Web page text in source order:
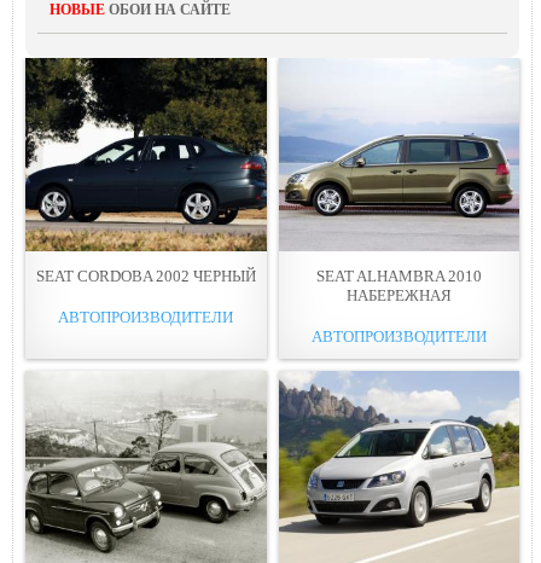
НОВЫЕ ОБОИ НА САЙТЕ
SEAT CORDOBA 2002 ЧЕРНЫЙ
АВТОПРОИЗВОДИТЕЛИ
SEAT ALHAMBRA 2010
НАБЕРЕЖНАЯ
АВТОПРОИЗВОДИТЕЛИ